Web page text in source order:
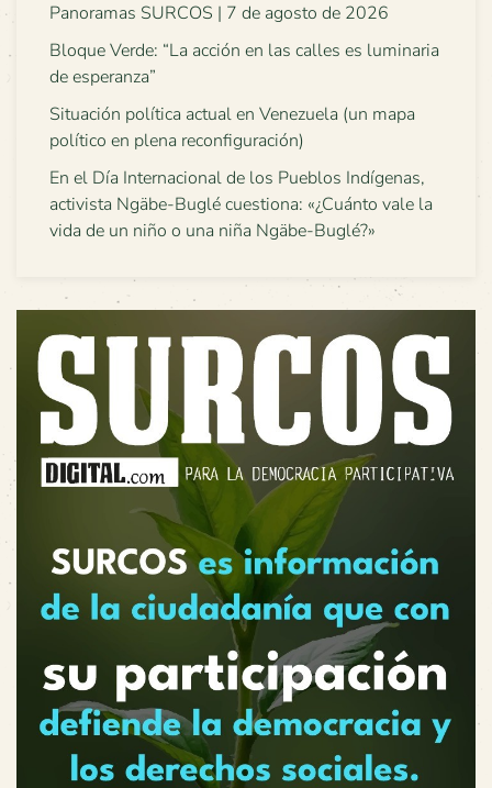
Panoramas SURCOS | 7 de agosto de 2026
Bloque Verde: “La acción en las calles es luminaria
de esperanza”
Situación política actual en Venezuela (un mapa
político en plena reconfiguración)
En el Día Internacional de los Pueblos Indígenas,
activista Ngäbe-Buglé cuestiona: «¿Cuánto vale la
vida de un niño o una niña Ngäbe-Buglé?»